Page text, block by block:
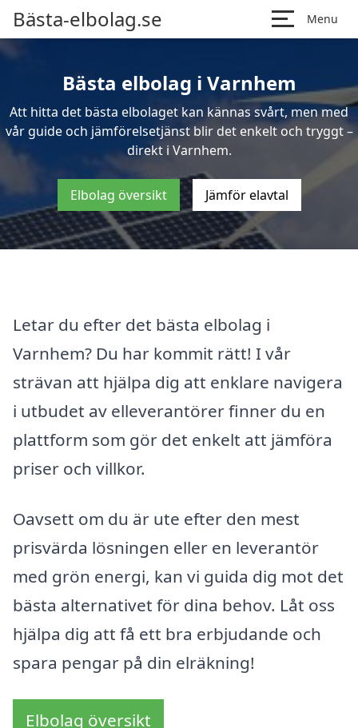
Bästa-elbolag.se Menu
Bästa elbolag i Varnhem
Att hitta det bästa elbolaget kan kännas svårt, men med
vår guide och jämförelsetjänst blir det enkelt och tryggt –
direkt i Varnhem.
Elbolag översikt Jämför elavtal
Letar du efter det bästa elbolag i
Varnhem? Du har kommit rätt! I vår
strävan att hjälpa dig att enklare navigera
i utbudet av elleverantörer finner du en
plattform som gör det enkelt att jämföra
priser och villkor.
Oavsett om du är ute efter den mest
prisvärda lösningen eller en leverantör
med grön energi, kan vi guida dig mot det
bästa alternativet för dina behov. Låt oss
hjälpa dig att få ett bra erbjudande och
spara pengar på din elräkning!
Elbolag översikt